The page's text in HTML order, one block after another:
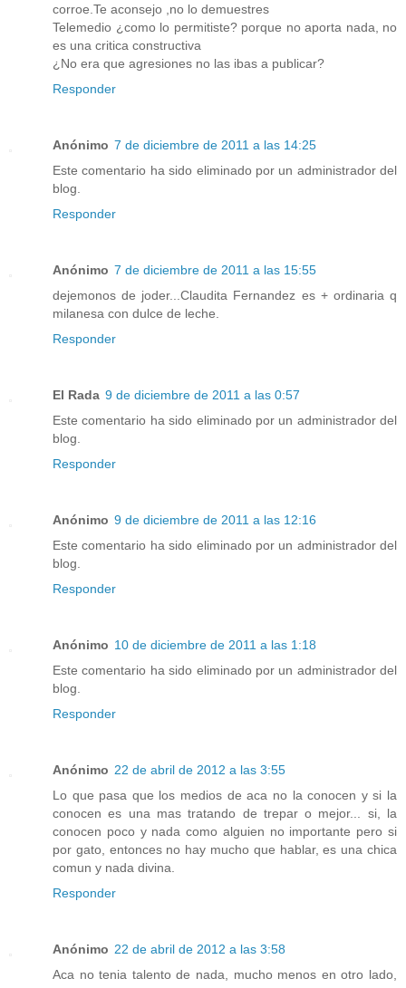
corroe.Te aconsejo ,no lo demuestres
Telemedio ¿como lo permitiste? porque no aporta nada, no
es una critica constructiva
¿No era que agresiones no las ibas a publicar?
Responder
Anónimo 7 de diciembre de 2011 a las 14:25
Este comentario ha sido eliminado por un administrador del
blog.
Responder
Anónimo 7 de diciembre de 2011 a las 15:55
dejemonos de joder...Claudita Fernandez es + ordinaria q
milanesa con dulce de leche.
Responder
El Rada 9 de diciembre de 2011 a las 0:57
Este comentario ha sido eliminado por un administrador del
blog.
Responder
Anónimo 9 de diciembre de 2011 a las 12:16
Este comentario ha sido eliminado por un administrador del
blog.
Responder
Anónimo 10 de diciembre de 2011 a las 1:18
Este comentario ha sido eliminado por un administrador del
blog.
Responder
Anónimo 22 de abril de 2012 a las 3:55
Lo que pasa que los medios de aca no la conocen y si la
conocen es una mas tratando de trepar o mejor... si, la
conocen poco y nada como alguien no importante pero si
por gato, entonces no hay mucho que hablar, es una chica
comun y nada divina.
Responder
Anónimo 22 de abril de 2012 a las 3:58
Aca no tenia talento de nada, mucho menos en otro lado,